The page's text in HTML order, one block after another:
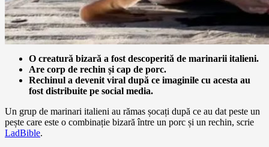
O creatură bizară a fost descoperită de marinarii italieni.
Are corp de rechin și cap de porc.
Rechinul a devenit viral după ce imaginile cu acesta au
fost distribuite pe social media.
Un grup de marinari italieni au rămas șocați după ce au dat peste un
pește care este o combinație bizară între un porc și un rechin, scrie
LadBible.